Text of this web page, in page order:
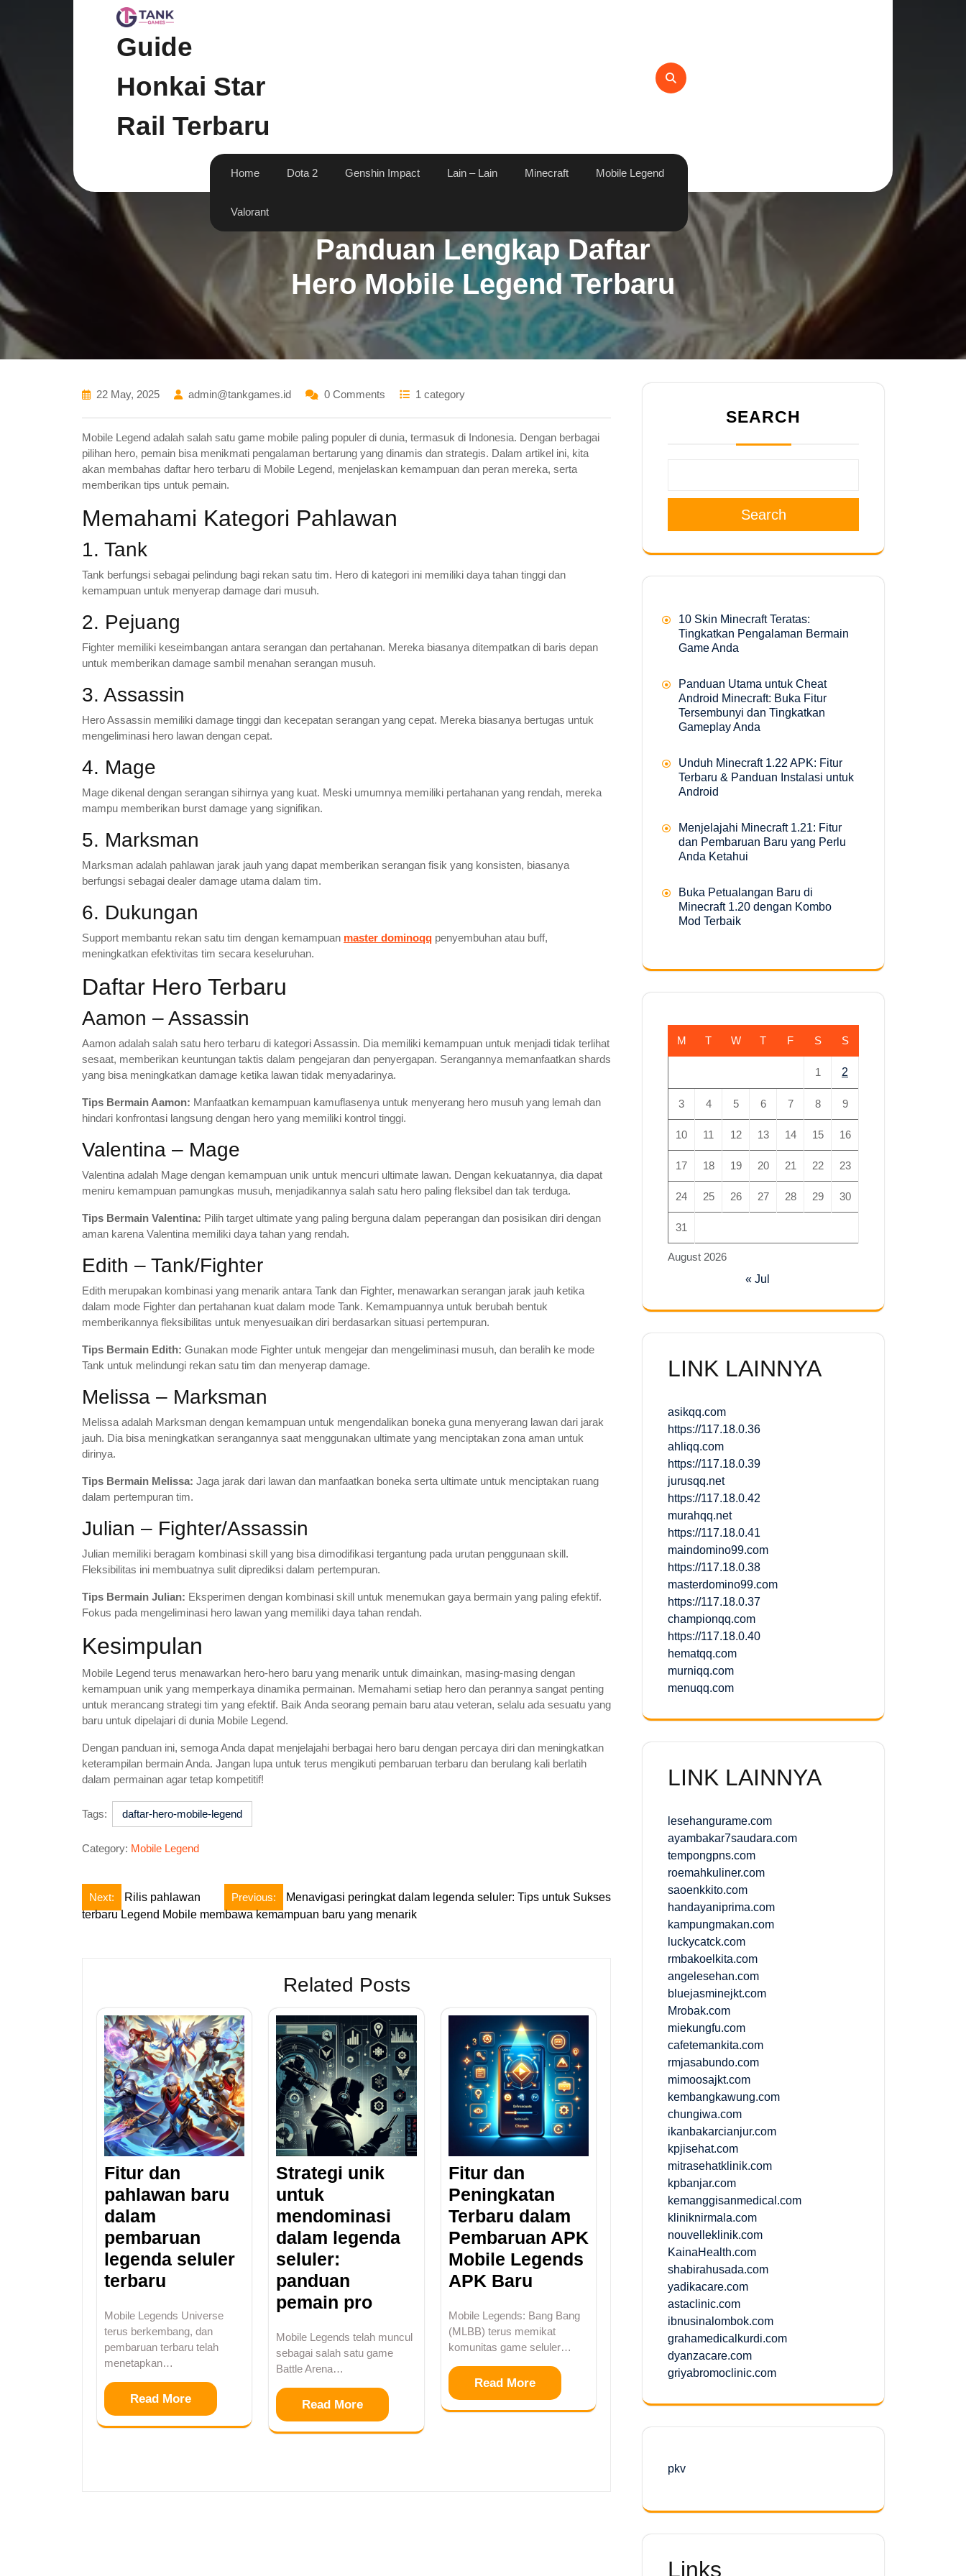
Guide
Honkai Star
Rail Terbaru
Home Dota 2 Genshin Impact Lain – Lain Minecraft Mobile Legend
Valorant
Panduan Lengkap Daftar
Hero Mobile Legend Terbaru
22 May, 2025 admin@tankgames.id 0 Comments 1 category
Mobile Legend adalah salah satu game mobile paling populer di dunia, termasuk di Indonesia. Dengan berbagai
pilihan hero, pemain bisa menikmati pengalaman bertarung yang dinamis dan strategis. Dalam artikel ini, kita
akan membahas daftar hero terbaru di Mobile Legend, menjelaskan kemampuan dan peran mereka, serta
memberikan tips untuk pemain.
Memahami Kategori Pahlawan
1. Tank
Tank berfungsi sebagai pelindung bagi rekan satu tim. Hero di kategori ini memiliki daya tahan tinggi dan
kemampuan untuk menyerap damage dari musuh.
2. Pejuang
Fighter memiliki keseimbangan antara serangan dan pertahanan. Mereka biasanya ditempatkan di baris depan
untuk memberikan damage sambil menahan serangan musuh.
3. Assassin
Hero Assassin memiliki damage tinggi dan kecepatan serangan yang cepat. Mereka biasanya bertugas untuk
mengeliminasi hero lawan dengan cepat.
4. Mage
Mage dikenal dengan serangan sihirnya yang kuat. Meski umumnya memiliki pertahanan yang rendah, mereka
mampu memberikan burst damage yang signifikan.
5. Marksman
Marksman adalah pahlawan jarak jauh yang dapat memberikan serangan fisik yang konsisten, biasanya
berfungsi sebagai dealer damage utama dalam tim.
6. Dukungan
Support membantu rekan satu tim dengan kemampuan master dominoqq penyembuhan atau buff,
meningkatkan efektivitas tim secara keseluruhan.
Daftar Hero Terbaru
Aamon – Assassin
Aamon adalah salah satu hero terbaru di kategori Assassin. Dia memiliki kemampuan untuk menjadi tidak terlihat
sesaat, memberikan keuntungan taktis dalam pengejaran dan penyergapan. Serangannya memanfaatkan shards
yang bisa meningkatkan damage ketika lawan tidak menyadarinya.
Tips Bermain Aamon: Manfaatkan kemampuan kamuflasenya untuk menyerang hero musuh yang lemah dan
hindari konfrontasi langsung dengan hero yang memiliki kontrol tinggi.
Valentina – Mage
Valentina adalah Mage dengan kemampuan unik untuk mencuri ultimate lawan. Dengan kekuatannya, dia dapat
meniru kemampuan pamungkas musuh, menjadikannya salah satu hero paling fleksibel dan tak terduga.
Tips Bermain Valentina: Pilih target ultimate yang paling berguna dalam peperangan dan posisikan diri dengan
aman karena Valentina memiliki daya tahan yang rendah.
Edith – Tank/Fighter
Edith merupakan kombinasi yang menarik antara Tank dan Fighter, menawarkan serangan jarak jauh ketika
dalam mode Fighter dan pertahanan kuat dalam mode Tank. Kemampuannya untuk berubah bentuk
memberikannya fleksibilitas untuk menyesuaikan diri berdasarkan situasi pertempuran.
Tips Bermain Edith: Gunakan mode Fighter untuk mengejar dan mengeliminasi musuh, dan beralih ke mode
Tank untuk melindungi rekan satu tim dan menyerap damage.
Melissa – Marksman
Melissa adalah Marksman dengan kemampuan untuk mengendalikan boneka guna menyerang lawan dari jarak
jauh. Dia bisa meningkatkan serangannya saat menggunakan ultimate yang menciptakan zona aman untuk
dirinya.
Tips Bermain Melissa: Jaga jarak dari lawan dan manfaatkan boneka serta ultimate untuk menciptakan ruang
dalam pertempuran tim.
Julian – Fighter/Assassin
Julian memiliki beragam kombinasi skill yang bisa dimodifikasi tergantung pada urutan penggunaan skill.
Fleksibilitas ini membuatnya sulit diprediksi dalam pertempuran.
Tips Bermain Julian: Eksperimen dengan kombinasi skill untuk menemukan gaya bermain yang paling efektif.
Fokus pada mengeliminasi hero lawan yang memiliki daya tahan rendah.
Kesimpulan
Mobile Legend terus menawarkan hero-hero baru yang menarik untuk dimainkan, masing-masing dengan
kemampuan unik yang memperkaya dinamika permainan. Memahami setiap hero dan perannya sangat penting
untuk merancang strategi tim yang efektif. Baik Anda seorang pemain baru atau veteran, selalu ada sesuatu yang
baru untuk dipelajari di dunia Mobile Legend.
Dengan panduan ini, semoga Anda dapat menjelajahi berbagai hero baru dengan percaya diri dan meningkatkan
keterampilan bermain Anda. Jangan lupa untuk terus mengikuti pembaruan terbaru dan berulang kali berlatih
dalam permainan agar tetap kompetitif!
Tags: daftar-hero-mobile-legend
Category: Mobile Legend
Post
navigation
Previous: Menavigasi peringkat dalam legenda seluler: Tips untuk Sukses
Next:
Rilis pahlawan
terbaru Legend Mobile membawa kemampuan baru yang menarik
Related Posts
Fitur dan
pahlawan baru
dalam
pembaruan
legenda seluler
terbaru
Mobile Legends Universe
terus berkembang, dan
pembaruan terbaru telah
menetapkan…
Read More
Strategi unik
untuk
mendominasi
dalam legenda
seluler:
panduan
pemain pro
Mobile Legends telah muncul
sebagai salah satu game
Battle Arena…
Read More
Fitur dan
Peningkatan
Terbaru dalam
Pembaruan APK
Mobile Legends
APK Baru
Mobile Legends: Bang Bang
(MLBB) terus memikat
komunitas game seluler…
Read More
SEARCH
Search
10 Skin Minecraft Teratas:
Tingkatkan Pengalaman Bermain
Game Anda
Panduan Utama untuk Cheat
Android Minecraft: Buka Fitur
Tersembunyi dan Tingkatkan
Gameplay Anda
Unduh Minecraft 1.22 APK: Fitur
Terbaru & Panduan Instalasi untuk
Android
Menjelajahi Minecraft 1.21: Fitur
dan Pembaruan Baru yang Perlu
Anda Ketahui
Buka Petualangan Baru di
Minecraft 1.20 dengan Kombo
Mod Terbaik
August 2026
M T W T F S S
1 2
3 4 5 6 7 8 9
10 11 12 13 14 15 16
17 18 19 20 21 22 23
24 25 26 27 28 29 30
31
« Jul
LINK LAINNYA
asikqq.com
https://117.18.0.36
ahliqq.com
https://117.18.0.39
jurusqq.net
https://117.18.0.42
murahqq.net
https://117.18.0.41
maindomino99.com
https://117.18.0.38
masterdomino99.com
https://117.18.0.37
championqq.com
https://117.18.0.40
hematqq.com
murniqq.com
menuqq.com
LINK LAINNYA
lesehangurame.com
ayambakar7saudara.com
tempongpns.com
roemahkuliner.com
saoenkkito.com
handayaniprima.com
kampungmakan.com
luckycatck.com
rmbakoelkita.com
angelesehan.com
bluejasminejkt.com
Mrobak.com
miekungfu.com
cafetemankita.com
rmjasabundo.com
mimoosajkt.com
kembangkawung.com
chungiwa.com
ikanbakarcianjur.com
kpjisehat.com
mitrasehatklinik.com
kpbanjar.com
kemanggisanmedical.com
kliniknirmala.com
nouvelleklinik.com
KainaHealth.com
shabirahusada.com
yadikacare.com
astaclinic.com
ibnusinalombok.com
grahamedicalkurdi.com
dyanzacare.com
griyabromoclinic.com
pkv
Links